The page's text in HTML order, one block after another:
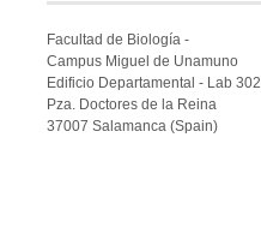
Facultad de Biología -
Campus Miguel de Unamuno
Edificio Departamental - Lab 302
Pza. Doctores de la Reina
37007 Salamanca (Spain)